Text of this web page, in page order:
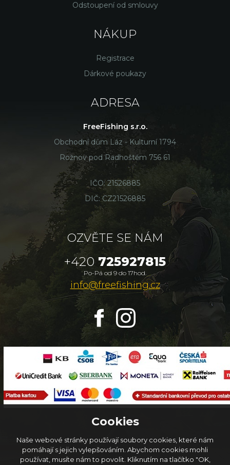
Odstoupení od smlouvy
NÁKUP
Registrace
Dárkové poukazy
ADRESA
FreeFishing s.r.o.
Obchodní dům Láz - Kulturní 1794
Rožnov pod Radhoštěm 756 61
IČO: 21526885
DIČ: CZ21526885
OZVĚTE SE NÁM
+420 725927815
Po-Pá od 9 do 17hod.
info@freefishing.cz
Cookies
Naše webové stránky používají soubory cookies, které nám
pomáhají s jejich vylepšováním. Abychom cookies mohli
používat, musíte nám to povolit. Kliknutím na tlačítko "OK,